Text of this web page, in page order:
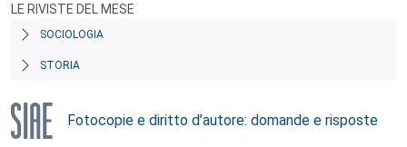
LE RIVISTE DEL MESE
SOCIOLOGIA
STORIA
Fotocopie e diritto d’autore: domande e risposte